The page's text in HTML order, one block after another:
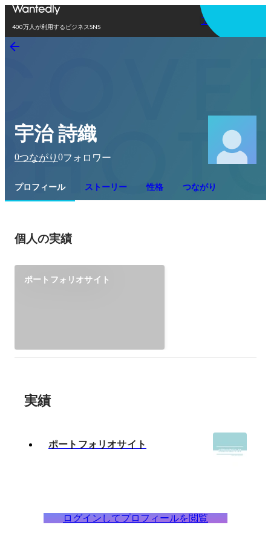
400万人が利用するビジネスSNS
アプリを使う
宇治 詩織
0つながり 0フォロワー
プロフィール ストーリー 性格 つながり
個人の実績
ポートフォリオサイト
実績
ポートフォリオサイト
ログインしてプロフィールを閲覧